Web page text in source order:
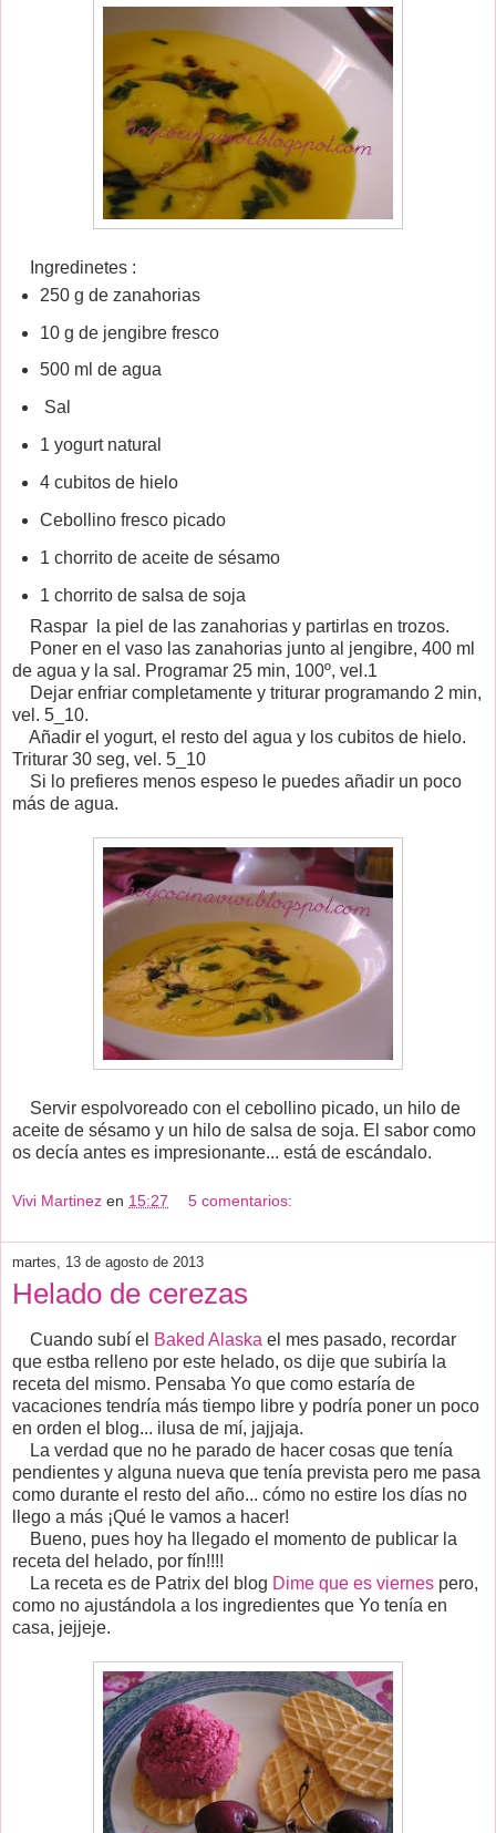
Ingredinetes :
250 g de zanahorias
10 g de jengibre fresco
500 ml de agua
Sal
1 yogurt natural
4 cubitos de hielo
Cebollino fresco picado
1 chorrito de aceite de sésamo
1 chorrito de salsa de soja
Raspar la piel de las zanahorias y partirlas en trozos.
Poner en el vaso las zanahorias junto al jengibre, 400 ml
de agua y la sal. Programar 25 min, 100º, vel.1
Dejar enfriar completamente y triturar programando 2 min,
vel. 5_10.
Añadir el yogurt, el resto del agua y los cubitos de hielo.
Triturar 30 seg, vel. 5_10
Si lo prefieres menos espeso le puedes añadir un poco
más de agua.
Servir espolvoreado con el cebollino picado, un hilo de
aceite de sésamo y un hilo de salsa de soja. El sabor como
os decía antes es impresionante... está de escándalo.
Vivi Martinez en 15:27 5 comentarios:
martes, 13 de agosto de 2013
Helado de cerezas
Cuando subí el Baked Alaska el mes pasado, recordar
que estba relleno por este helado, os dije que subiría la
receta del mismo. Pensaba Yo que como estaría de
vacaciones tendría más tiempo libre y podría poner un poco
en orden el blog... ilusa de mí, jajjaja.
La verdad que no he parado de hacer cosas que tenía
pendientes y alguna nueva que tenía prevista pero me pasa
como durante el resto del año... cómo no estire los días no
llego a más ¡Qué le vamos a hacer!
Bueno, pues hoy ha llegado el momento de publicar la
receta del helado, por fín!!!!
La receta es de Patrix del blog Dime que es viernes pero,
como no ajustándola a los ingredientes que Yo tenía en
casa, jejjeje.